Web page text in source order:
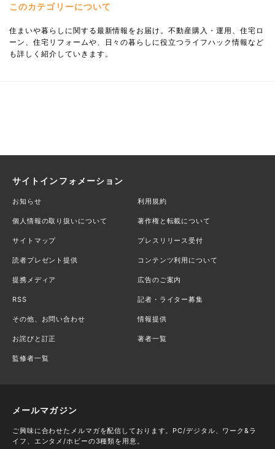
このカテゴリーについて
住まいや暮らしに関する最新情報をお届け。不動産購入・運用、住宅ロ
ーン、住宅リフォームや、日々の暮らしに役立つライフハック情報など
も詳しく紹介していきます。
サイトインフォメーション
お知らせ 利用規約
個人情報の取り扱いについて 著作権と転載について
サイトマップ プレスリリース受付
読者プレゼント提供 コンテンツ利用について
提携メディア 広告のご案内
RSS 記者・ライター募集
その他、お問い合わせ 情報提供
お詫びと訂正 著者一覧
監修者一覧
メールマガジン
ご興味に合わせたメルマガを配信しております。PC/デジタル、ワーク&ラ
イフ、エンタメ/ホビーの3種類を用意。